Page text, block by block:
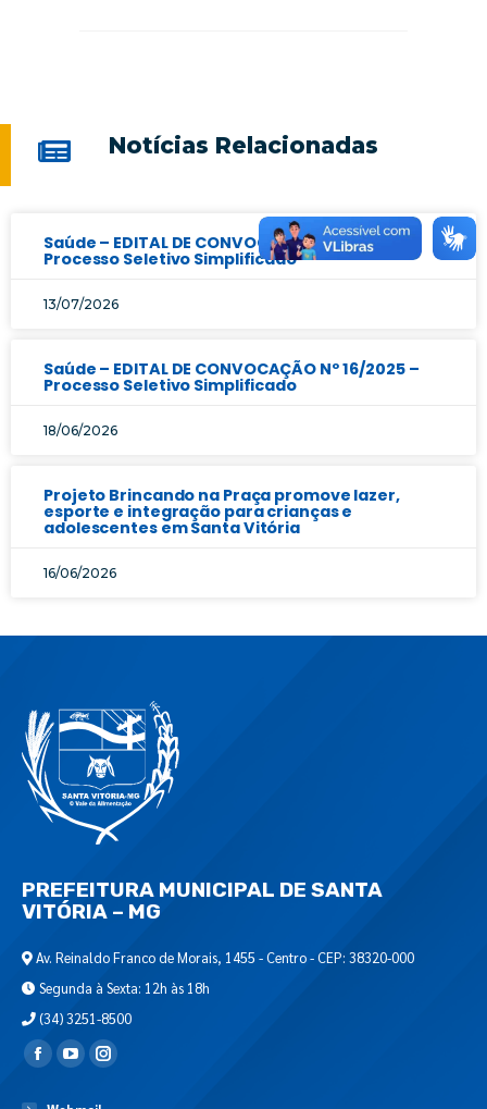
Notícias Relacionadas
Saúde – EDITAL DE CONVOCAÇÃO Nº 17/2025 –
Processo Seletivo Simplificado
13/07/2026
Saúde – EDITAL DE CONVOCAÇÃO Nº 16/2025 –
Processo Seletivo Simplificado
18/06/2026
Projeto Brincando na Praça promove lazer,
esporte e integração para crianças e
adolescentes em Santa Vitória
16/06/2026
PREFEITURA MUNICIPAL DE SANTA
VITÓRIA – MG
Av. Reinaldo Franco de Morais, 1455 - Centro - CEP: 38320-000
Segunda à Sexta: 12h às 18h
(34) 3251-8500
Encontre-nos em: